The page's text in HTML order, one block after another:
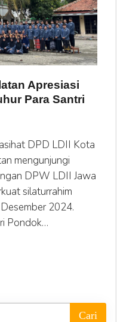
Apresiasi
Para Santri
DPD LDII Kota
mengunjungi
DPW LDII Jawa
silaturrahim
2024.
Pondok…